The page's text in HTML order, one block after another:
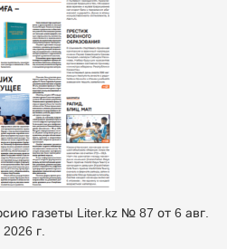
газеты Liter.kz № 87 от 6 авг.
2026 г.